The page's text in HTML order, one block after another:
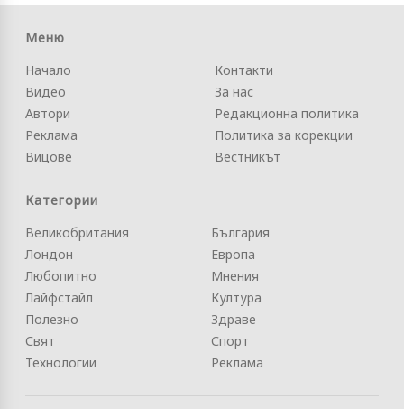
Меню
Начало
Видео
Автори
Реклама
Вицове
Контакти
За нас
Редакционна политика
Политика за корекции
Вестникът
Категории
Великобритания
Лондон
Любопитно
Лайфстайл
Полезно
Свят
Технологии
България
Европа
Мнения
Култура
Здраве
Спорт
Реклама